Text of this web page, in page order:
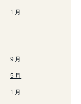
1月
9月
5月
1月